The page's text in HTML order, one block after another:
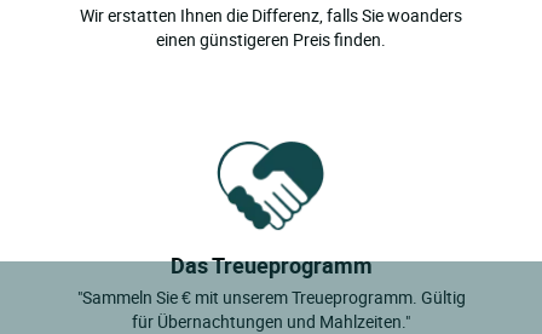
Wir erstatten Ihnen die Differenz, falls Sie woanders
einen günstigeren Preis finden.
Das Treueprogramm
"Sammeln Sie € mit unserem Treueprogramm. Gültig
für Übernachtungen und Mahlzeiten."